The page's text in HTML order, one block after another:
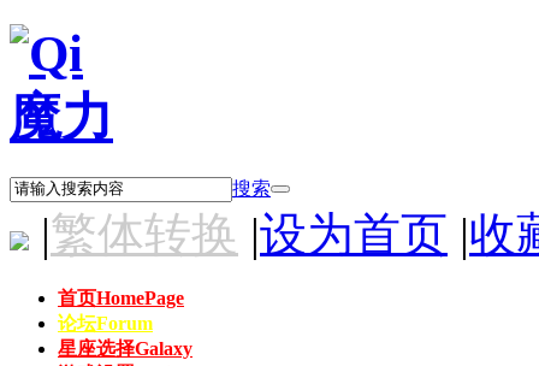
搜索
|繁体转换 |设为首页 |收
首页HomePage
论坛Forum
星座选择Galaxy